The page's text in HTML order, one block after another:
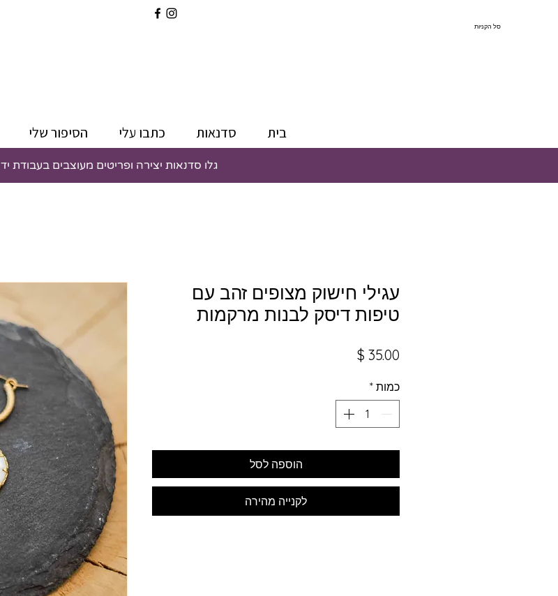
הסיפור שלי כתבו עלי סדנאות בית
סל הקניות
גלו סדנאות יצירה ופריטים מעוצבים בעבודת יד
עגילי חישוק מצופים זהב עם
טיפות דיסק לבנות מרקמות
מחיר
כמות *
הוספה לסל
לקנייה מהירה